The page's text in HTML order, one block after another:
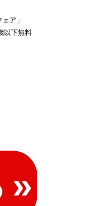
ア」
以下無料